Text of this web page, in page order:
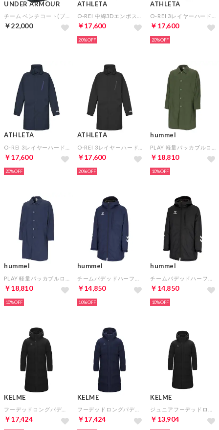
UNDER ARMOUR
￥22,000
ATHLETA
￥17,600
20%
ATHLETA
￥17,600
20%
ATHLETA
￥17,600
20%
ATHLETA
￥17,600
20%
hummel
￥18,810
10%
hummel
￥18,810
10%
hummel
￥14,850
10%
hummel
￥14,850
10%
KELME
￥17,424
KELME
￥17,424
KELME
￥13,904